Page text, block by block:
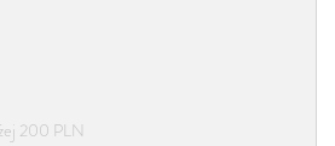
200 PLN